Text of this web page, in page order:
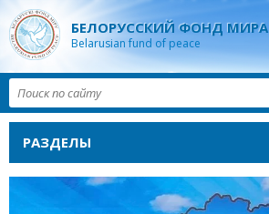
БЕЛОРУССКИЙ ФОНД МИРА
Belarusian fund of peace
РАЗДЕЛЫ